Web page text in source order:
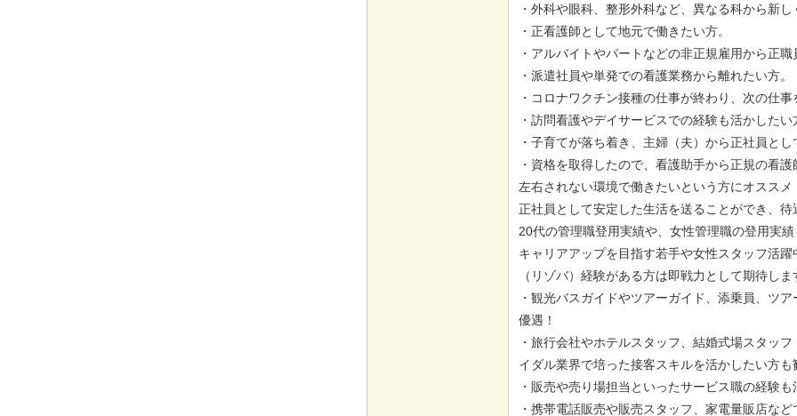
・外科や眼科、整形外科など、異なる科から新
・正看護師として地元で働きたい方。
・アルバイトやパートなどの非正規雇用から正
・派遣社員や単発での看護業務から離れたい方。
・コロナワクチン接種の仕事が終わり、次の仕
・訪問看護やデイサービスでの経験も活かしたい
・子育てが落ち着き、主婦（夫）から正社員と
・資格を取得したので、看護助手から正規の看
左右されない環境で働きたいという方にオススメ
正社員として安定した生活を送ることができ、
20代の管理職登用実績や、女性管理職の登用実
キャリアアップを目指す若手や女性スタッフ活
（リゾバ）経験がある方は即戦力として期待しま
・観光バスガイドやツアーガイド、添乗員、ツ
優遇！
・旅行会社やホテルスタッフ、結婚式場スタッ
イダル業界で培った接客スキルを活かしたい方も
・販売や売り場担当といったサービス職の経験
・携帯電話販売や販売スタッフ、家電量販店な